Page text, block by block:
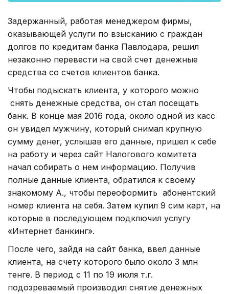
Задержанный, работая менеджером фирмы,
оказывающей услуги по взысканию с граждан
долгов по кредитам банка Павлодара, решил
незаконно перевести на свой счет денежные
средства со счетов клиентов банка.
Чтобы подыскать клиента, у которого можно
снять денежные средства, он стал посещать
банк. В конце мая 2016 года, около одной из касс
он увидел мужчину, который снимал крупную
сумму денег, услышав его данные, пришел к себе
на работу и через сайт Налогового комитета
начал собирать о нем информацию. Получив
полные данные клиента, обратился к своему
знакомому А., чтобы переоформить абонентский
номер клиента на себя. Затем купил 9 сим карт, на
которые в последующем подключил услугу
«Интернет банкинг».
После чего, зайдя на сайт банка, ввел данные
клиента, на счету которого было около 3 млн
тенге. В период с 11 по 19 июля т.г.
подозреваемый производил снятие денежных